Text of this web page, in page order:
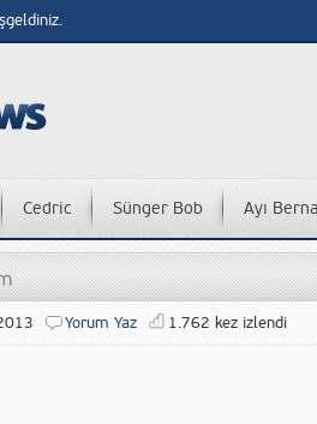
Cedric Sünger Bob Ayı
Yorum Yaz 1.762 kez izlendi